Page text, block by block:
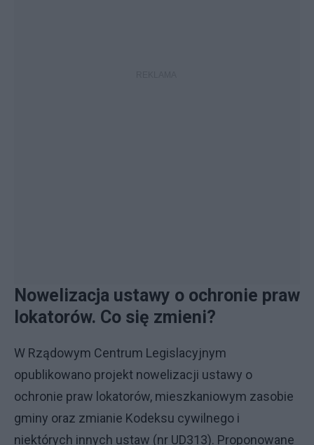
Nowelizacja ustawy o ochronie praw
lokatorów. Co się zmieni?
W Rządowym Centrum Legislacyjnym
opublikowano projekt nowelizacji ustawy o
ochronie praw lokatorów, mieszkaniowym zasobie
gminy oraz zmianie Kodeksu cywilnego i
niektórych innych ustaw (nr UD313). Proponowane